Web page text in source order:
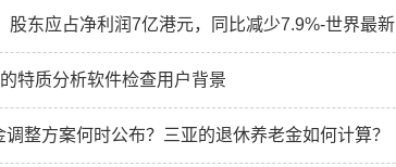
股东应占净利润7亿港元，同比减少7.9%-世界最新
特质分析软件检查用户背景
整方案何时公布？三亚的退休养老金如何计算？